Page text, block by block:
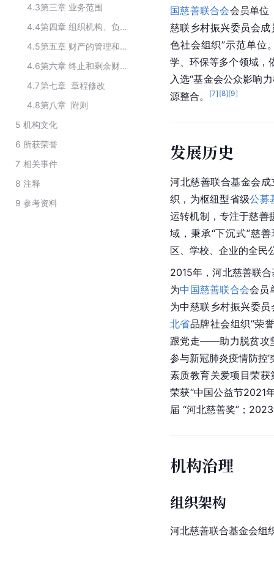
4.3第三章 业务范围
4.4
第四章 组织机构、负责人
4.5
第五章 财产的管理和使用
4.6
第六章 终止和剩余财产处理
4.7第七章 章程修改
4.8第八章 附则
5 机构文化
6 所获荣誉
7 相关事件
8 注释
9 参考资料
国慈善联合会会员单位
慈联乡村振兴委员会
色社会组织”示范单位
学、环保等多个领域，
入选“基金会公众影响
源整合。
[7] [8][9]
发展历史
河北慈善联合基金会
织，为枢纽型省级公募
运转机制，专注于慈善
域，秉承“下沉式”慈
区、学校、企业的全民
2015年，河北慈善联
为中国慈善联合会会员
为中慈联乡村振兴委
北省品牌社会组织”荣
跟党走——助力脱贫攻
参与新冠肺炎疫情防控
素质教育关爱项目荣获
荣获“中国公益节2021
届 “河北慈善奖”；
机构治理
组织架构
河北慈善联合基金会组